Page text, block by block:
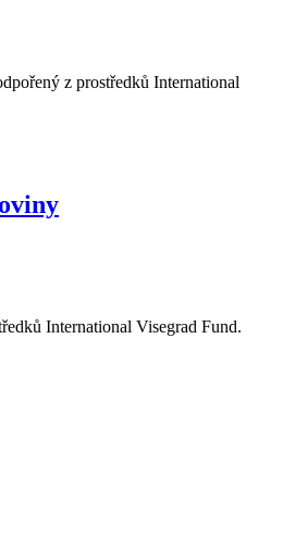
z prostředků International
International Visegrad Fund.